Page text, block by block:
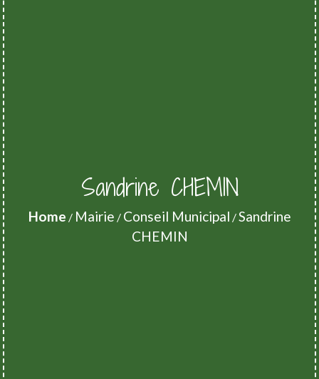
Sandrine CHEMIN
Home / Mairie / Conseil Municipal /Sandrine
CHEMIN